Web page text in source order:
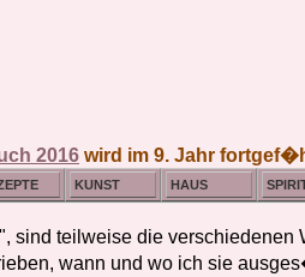
2016 wird im 9. Jahr
KUNST HAUS
sind teilweise die verschiedenen
wann und wo ich sie